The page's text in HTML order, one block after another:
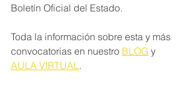
Boletín Oficial del Estado.
Toda la información sobre esta y más
convocatorias en nuestro BLOG y
AULA VIRTUAL.